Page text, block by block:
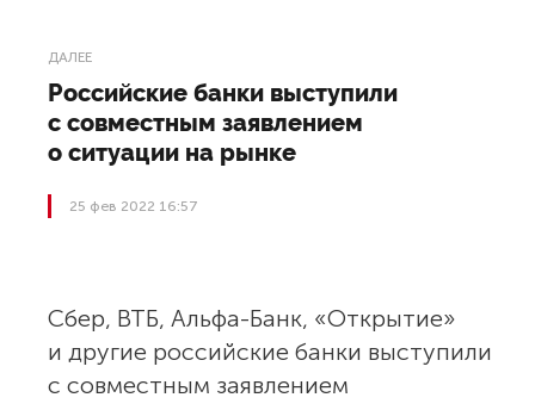
ДАЛЕЕ
Российские банки выступили
с совместным заявлением
о ситуации на рынке
25 фев 2022 16:57
Сбер, ВТБ, Альфа-Банк, «Открытие»
и другие российские банки выступили
с совместным заявлением